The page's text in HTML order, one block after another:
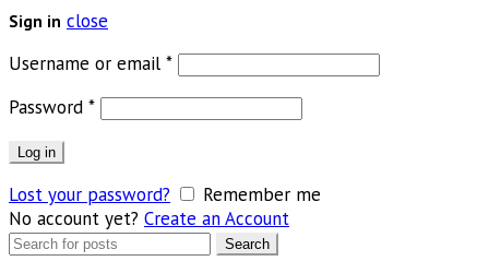
Sign in close
Username or email *Обязательно
Password *Обязательно
Log in
Lost your password?
Remember me
No account yet? Create an Account
Search
Search